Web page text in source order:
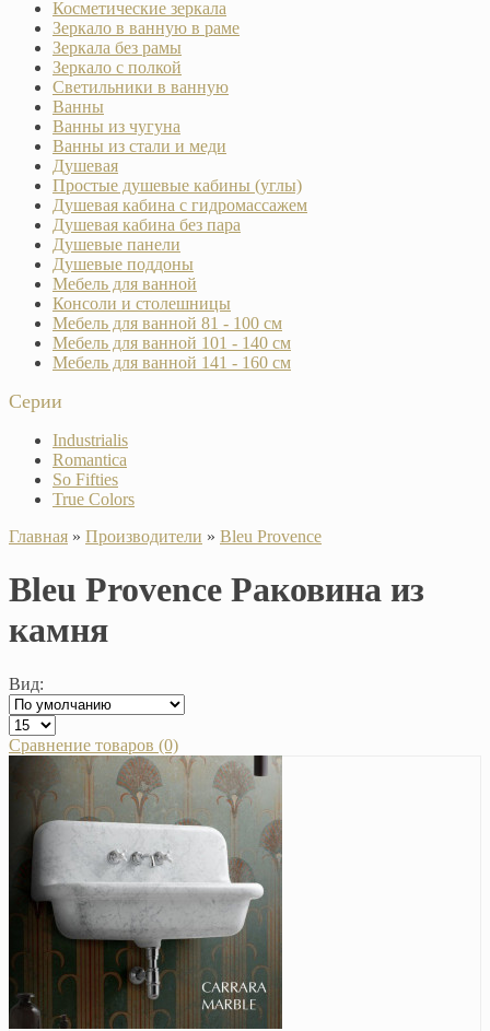
Косметические зеркала
Зеркало в ванную в раме
Зеркала без рамы
Зеркало с полкой
Светильники в ванную
Ванны
Ванны из чугуна
Ванны из стали и меди
Душевая
Простые душевые кабины (углы)
Душевая кабина с гидромассажем
Душевая кабина без пара
Душевые панели
Душевые поддоны
Мебель для ванной
Консоли и столешницы
Мебель для ванной 81 - 100 см
Мебель для ванной 101 - 140 см
Мебель для ванной 141 - 160 см
Серии
Industrialis
Romantica
So Fifties
True Colors
Главная » Производители » Bleu Provence
Bleu Provence Раковина из
камня
Вид:
Сравнение товаров (0)